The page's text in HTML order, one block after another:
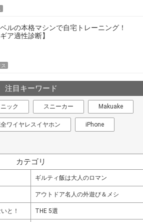
ルの本格マシンで自宅トレーニング！
ギア適性診断】
注目キーワード
ック スニーカー Makuake
ワイヤレスイヤホン iPhone
カテゴリ
ギルティ飯は大人のロマン
アウトドア名人の外遊び＆メシ
と！ THE 5選